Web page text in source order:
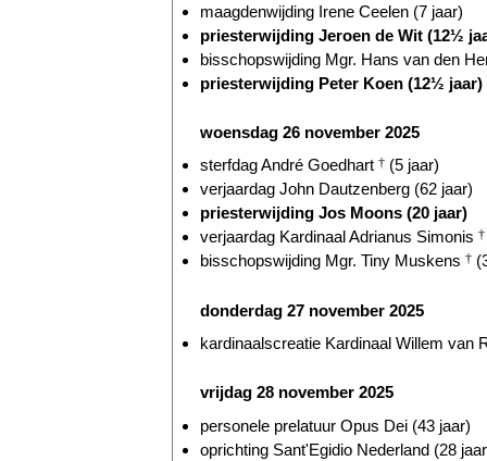
maagdenwijding Irene Ceelen (7 jaar)
priesterwijding Jeroen de Wit (12½
bisschopswijding Mgr. Hans van den
priesterwijding Peter Koen (12½ jaar)
woensdag 26 november 2025
sterfdag André Goedhart † (5 jaar)
verjaardag John Dautzenberg (62 jaar)
priesterwijding Jos Moons (20 jaar)
verjaardag Kardinaal Adrianus Simonis †
bisschopswijding Mgr. Tiny Muskens †
donderdag 27 november 2025
kardinaalscreatie Kardinaal Willem van
vrijdag 28 november 2025
personele prelatuur Opus Dei (43 jaar)
oprichting Sant'Egidio Nederland (28